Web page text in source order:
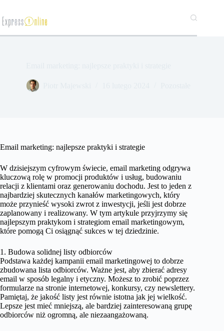
treści
Email marketing: najlepsze praktyki i strategie
W dzisiejszym cyfrowym świecie, email marketing odgrywa
kluczową rolę w promocji produktów i usług, budowaniu
relacji z klientami oraz generowaniu dochodu. Jest to jeden z
najbardziej skutecznych kanałów marketingowych, który
może przynieść wysoki zwrot z inwestycji, jeśli jest dobrze
zaplanowany i realizowany. W tym artykule przyjrzymy się
najlepszym praktykom i strategiom email marketingowym,
które pomogą Ci osiągnąć sukces w tej dziedzinie.
1. Budowa solidnej listy odbiorców
Podstawa każdej kampanii email marketingowej to dobrze
zbudowana lista odbiorców. Ważne jest, aby zbierać adresy
email w sposób legalny i etyczny. Możesz to zrobić poprzez
formularze na stronie internetowej, konkursy, czy newslettery.
Pamiętaj, że jakość listy jest równie istotna jak jej wielkość.
Lepsze jest mieć mniejszą, ale bardziej zainteresowaną grupę
odbiorców niż ogromną, ale niezaangażowaną.